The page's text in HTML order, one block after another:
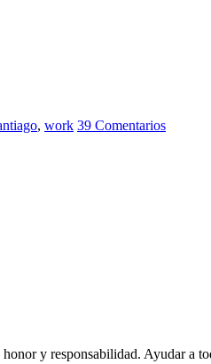
, work 39 Comentarios
y responsabilidad. Ayudar a